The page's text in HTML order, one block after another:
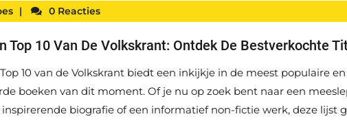
| 0 Reacties
Top 10 Van De Volkskrant: Ontdek De Bestverkochte
10 van de Volkskrant biedt een inkijkje in de meest populaire en
boeken van dit moment. Of je nu op zoek bent naar een
inspirerende biografie of een informatief non-fictie werk, deze lijst